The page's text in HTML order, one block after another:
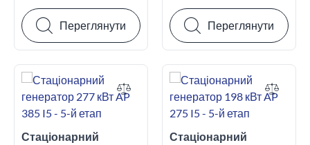
Переглянути Переглянути
Стаціонарний
Стаціонарний